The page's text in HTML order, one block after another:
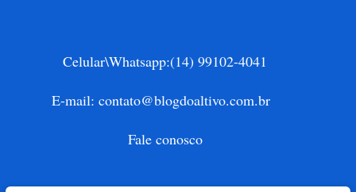
Celular\Whatsapp:(14) 99102-4041
E-mail: contato@blogdoaltivo.com.br
Fale conosco